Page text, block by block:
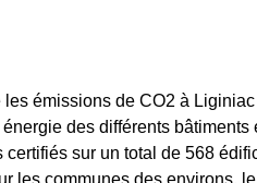
émissions de CO2 à
des différents bâtiments
sur un total de 568
les communes des environs,